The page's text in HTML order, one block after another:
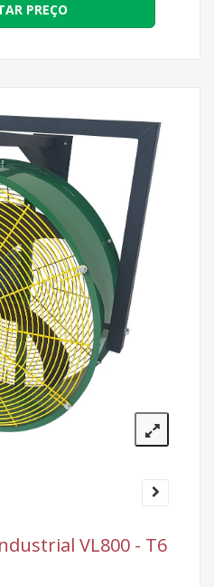
PREÇO
VL800 - T6